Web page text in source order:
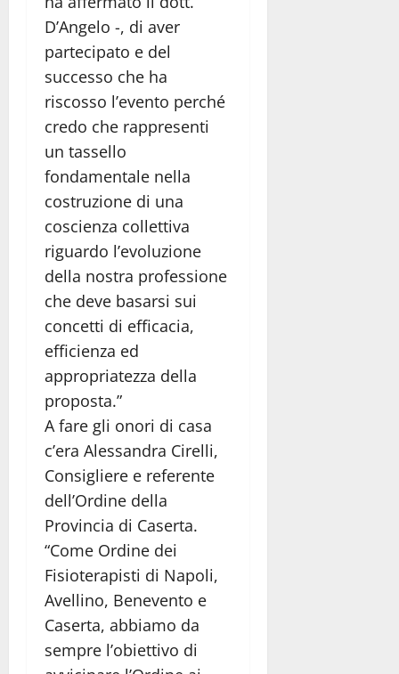
D’Angelo -, di aver
partecipato e del
successo che ha
riscosso l’evento perché
credo che rappresenti
un tassello
fondamentale nella
costruzione di una
coscienza collettiva
riguardo l’evoluzione
della nostra professione
che deve basarsi sui
concetti di efficacia,
efficienza ed
appropriatezza della
proposta.”
A fare gli onori di casa
c’era Alessandra Cirelli,
Consigliere e referente
dell’Ordine della
Provincia di Caserta.
“Come Ordine dei
Fisioterapisti di Napoli,
Avellino, Benevento e
Caserta, abbiamo da
sempre l’obiettivo di